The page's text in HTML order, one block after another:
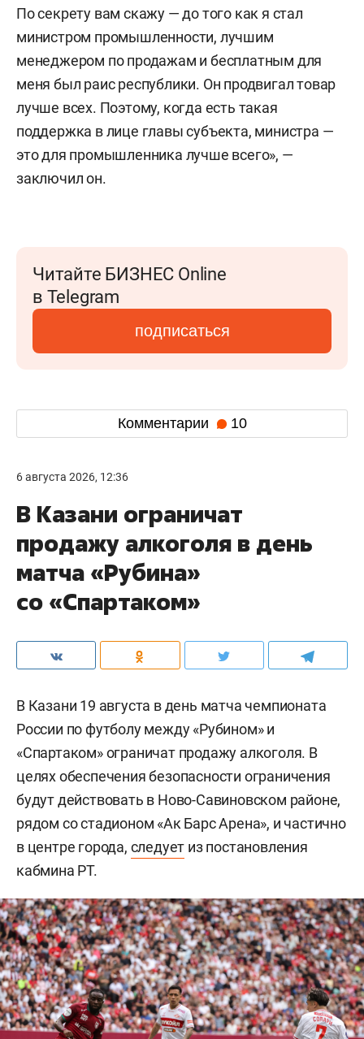
По секрету вам скажу — до того как я стал
министром промышленности, лучшим
менеджером по продажам и бесплатным для
меня был раис республики. Он продвигал товар
лучше всех. Поэтому, когда есть такая
поддержка в лице главы субъекта, министра —
это для промышленника лучше всего», —
заключил он.
Читайте БИЗНЕС Online
в Telegram
подписаться
Комментарии 10
6 августа 2026, 12:36
В Казани ограничат
продажу алкоголя в день
матча «Рубина»
со «Спартаком»
В Казани 19 августа в день матча чемпионата
России по футболу между «Рубином» и
«Спартаком» ограничат продажу алкоголя. В
целях обеспечения безопасности ограничения
будут действовать в Ново-Савиновском районе,
рядом со стадионом «Ак Барс Арена», и частично
в центре города, следует из постановления
кабмина РТ.